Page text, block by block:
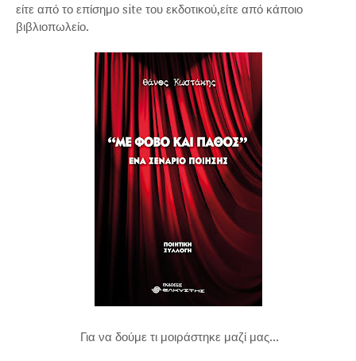
είτε από το επίσημο site του εκδοτικού,είτε από κάποιο
βιβλιοπωλείο.
Για να δούμε τι μοιράστηκε μαζί μας...